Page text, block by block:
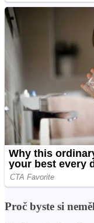
Proč byste si